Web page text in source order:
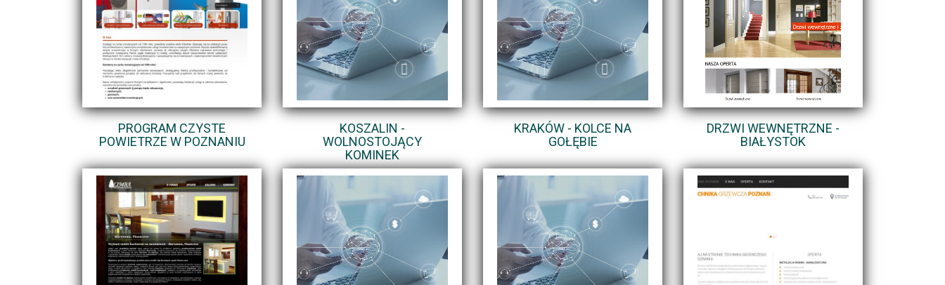
PROGRAM CZYSTE
POWIETRZE W POZNANIU
KOSZALIN -
WOLNOSTOJĄCY
KOMINEK
KRAKÓW - KOLCE NA
GOŁĘBIE
DRZWI WEWNĘTRZNE -
BIAŁYSTOK